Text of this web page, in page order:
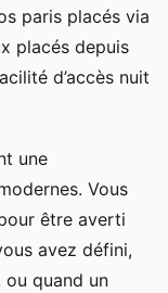
paris placés via
placés depuis
d’accès nuit
une
Vous
être averti
avez défini,
quand un